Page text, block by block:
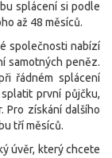
splácení si podle
až 48 měsíců.
společnosti nabízí
samotných peněz.
řádném splácení
první půjčku,
Pro získání dalšího
tří měsíců.
úvěr, který chcete